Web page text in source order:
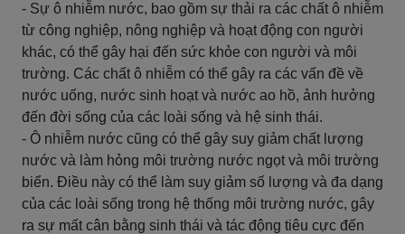
- Sự ô nhiễm nước, bao gồm sự thải ra các chất ô nhiễm
từ công nghiệp, nông nghiệp và hoạt động con người
khác, có thể gây hại đến sức khỏe con người và môi
trường. Các chất ô nhiễm có thể gây ra các vấn đề về
nước uống, nước sinh hoạt và nước ao hồ, ảnh hưởng
đến đời sống của các loài sống và hệ sinh thái.
- Ô nhiễm nước cũng có thể gây suy giảm chất lượng
nước và làm hỏng môi trường nước ngọt và môi trường
biển. Điều này có thể làm suy giảm số lượng và đa dạng
của các loài sống trong hệ thống môi trường nước, gây
ra sự mất cân bằng sinh thái và tác động tiêu cực đến